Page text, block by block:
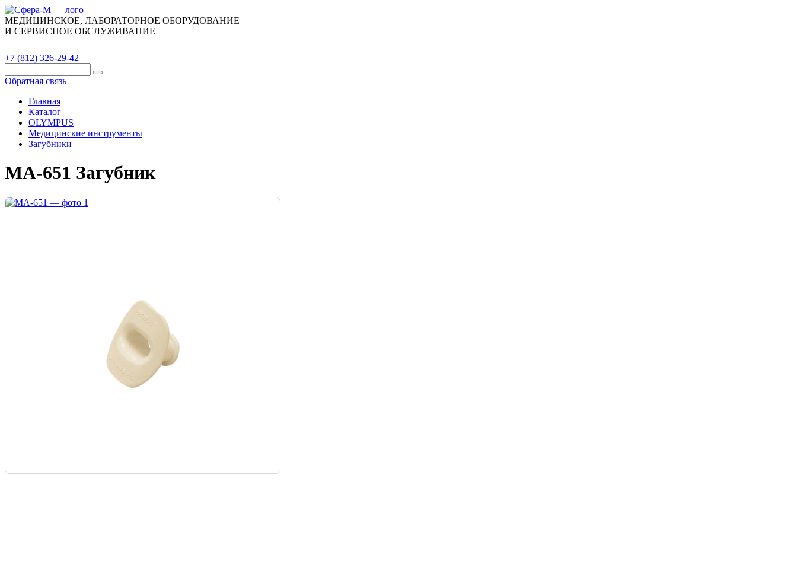
МЕДИЦИНСКОЕ, ЛАБОРАТОРНОЕ ОБОРУДОВАНИЕ
И СЕРВИСНОЕ ОБСЛУЖИВАНИЕ
+7 (812) 326-29-42
Обратная связь
Главная
Каталог
OLYMPUS
Медицинские инструменты
Загубники
MA-651 Загубник